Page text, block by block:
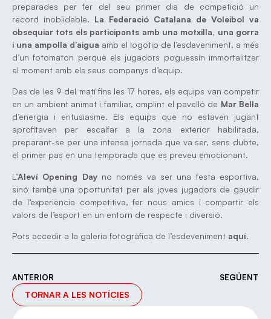
preparades per fer del seu primer dia de competició un
record inoblidable. La Federació Catalana de Voleibol va
obsequiar tots els participants amb una motxilla, una gorra
i una ampolla d’aigua amb el logotip de l’esdeveniment, a més
d’un fotomaton perquè els jugadors poguessin immortalitzar
el moment amb els seus companys d’equip.
Des de les 9 del matí fins les 17 hores, els equips van competir
en un ambient animat i familiar, omplint el pavelló de Mar Bella
d’energia i entusiasme. Els equips que no estaven jugant
aprofitaven per escalfar a la zona exterior habilitada,
preparant-se per una intensa jornada que va ser, sens dubte,
el primer pas en una temporada que es preveu emocionant.
L’Aleví Opening Dayno només va ser una festa esportiva,
sinó també una oportunitat per als joves jugadors de gaudir
de l’experiència competitiva, fer nous amics i compartir els
valors de l’esport en un entorn de respecte i diversió.
Pots accedir a la galeria fotogràfica de l’esdeveniment aquí.
ANTERIOR SEGÜENT
TORNAR A LES NOTÍCIES